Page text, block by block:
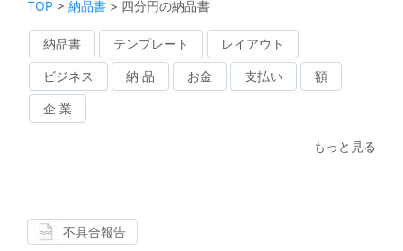
TOP > 納品書 > 四分円の納品書
納品書 テンプレート レイアウト
ビジネス 納 品 お金 支払い 額
企 業
もっと見る
不具合報告